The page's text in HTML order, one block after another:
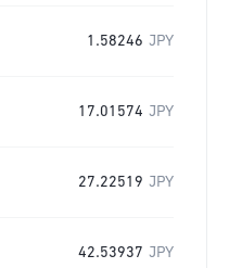
1.58246 JPY
17.01574 JPY
27.22519 JPY
42.53937 JPY